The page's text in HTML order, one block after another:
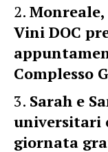
Vini DOC
Complesso
Sarah e
universitari
giornata